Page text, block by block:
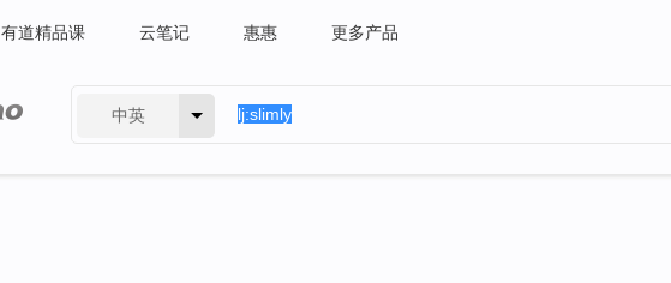
有道精品课 云笔记 惠惠 更多产品
中英